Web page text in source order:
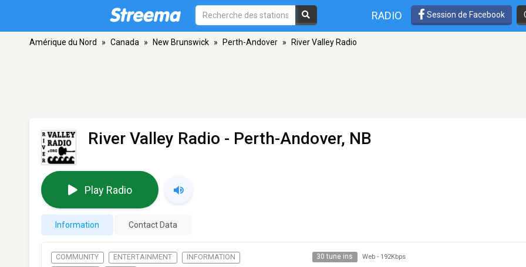
RADIO Session de Facebook
Amérique du Nord » Canada » New Brunswick » Perth-Andover » River Valley Radio
River Valley Radio - Perth-Andover, NB
Play Radio
Information Contact Data
COMMUNITY ENTERTAINMENT
INFORMATION
30 tune ins Web - 192Kbps